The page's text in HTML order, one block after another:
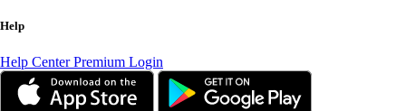
Help
Help CenterPremium Login